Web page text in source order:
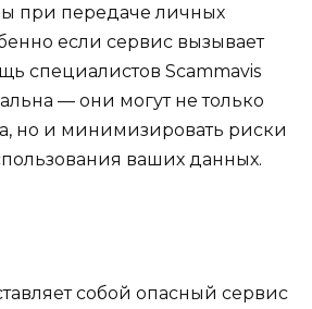
при передаче личных
если сервис вызывает
специалистов Scammavis
— они могут не только
но и минимизировать риски
ваших данных.
собой опасный сервис